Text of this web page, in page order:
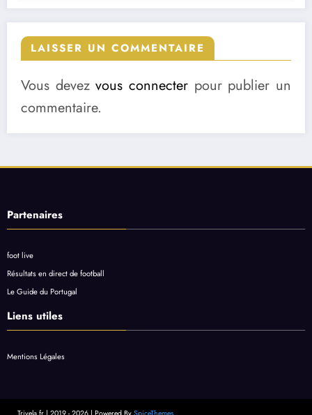
LAISSER UN COMMENTAIRE
Vous devezvous connecter pour publier un
commentaire.
Partenaires
foot live
Résultats en direct de football
Le Guide du Portugal
Liens utiles
Mentions Légales